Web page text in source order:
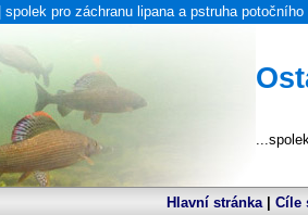
| spolek pro záchranu lipana a pstruha potočního
Hlavní stránka| Cíle